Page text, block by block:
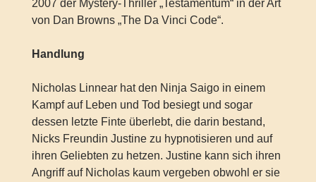
2007 der Mystery-Thriller „Testamentum“ in der Art
von Dan Browns „The Da Vinci Code“.
Handlung
Nicholas Linnear hat den Ninja Saigo in einem
Kampf auf Leben und Tod besiegt und sogar
dessen letzte Finte überlebt, die darin bestand,
Nicks Freundin Justine zu hypnotisieren und auf
ihren Geliebten zu hetzen. Justine kann sich ihren
Angriff auf Nicholas kaum vergeben obwohl er sie